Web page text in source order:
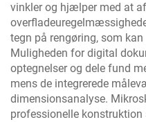
vinkler og hjælper med at
tegn på rengøring, som
Muligheden for digital
optegnelser og dele fund
mens de integrerede
dimensionsanalyse.
professionelle konstruktion